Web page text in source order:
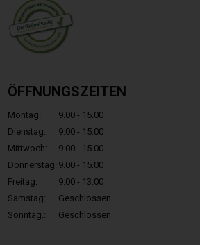
ÖFFNUNGSZEITEN
Montag:
9.00 - 15.00
Dienstag:
9.00 - 15.00
Mittwoch:
9.00 - 15.00
Donnerstag: 9.00 - 15.00
Freitag:
9.00 - 13.00
Samstag:
Geschlossen
Sonntag.:
Geschlossen